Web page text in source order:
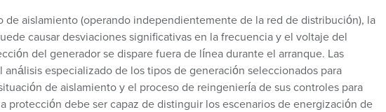
aislamiento (operando independientemente de la red de distribución), la
causar desviaciones significativas en la frecuencia y el voltaje del
del generador se dispare fuera de línea durante el arranque. Las
especializado de los tipos de generación seleccionados para
de aislamiento y el proceso de reingeniería de sus controles para
protección debe ser capaz de distinguir los escenarios de energización de